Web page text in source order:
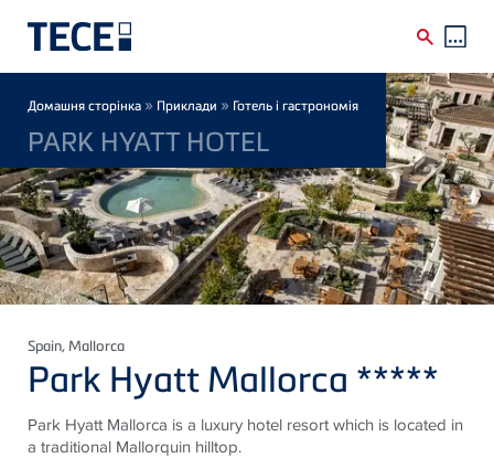
Breadcrumb
Домашня сторінка » Приклади » Готель і гастрономія
PARK HYATT HOTEL
Spain, Mallorca
Park Hyatt Mallorca *****
Park Hyatt Mallorca is a luxury hotel resort which is located in
a traditional Mallorquin hilltop.